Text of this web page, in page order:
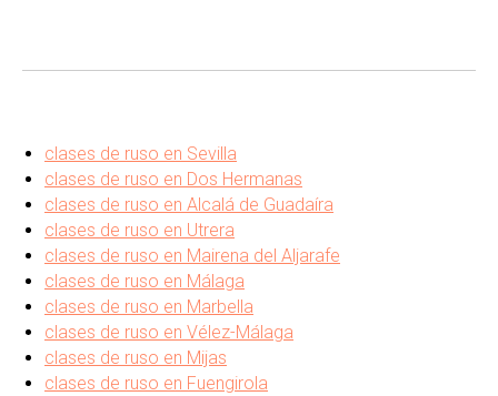
clases de ruso en Sevilla
clases de ruso en Dos Hermanas
clases de ruso en Alcalá de Guadaíra
clases de ruso en Utrera
clases de ruso en Mairena del Aljarafe
clases de ruso en Málaga
clases de ruso en Marbella
clases de ruso en Vélez-Málaga
clases de ruso en Mijas
clases de ruso en Fuengirola